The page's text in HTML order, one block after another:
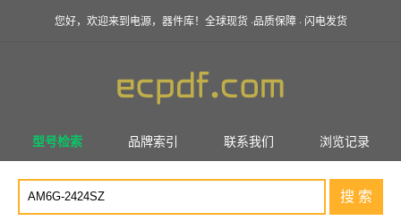
您好，欢迎来到电源，器件库！全球现货 ·品质保障 · 闪电发货
型号检索 品牌索引 联系我们 浏览记录
搜 索